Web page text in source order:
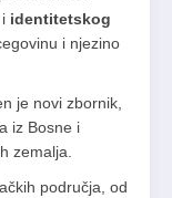
identitetskog
i njezino
je novi zbornik,
iz Bosne i
zemalja.
područja, od